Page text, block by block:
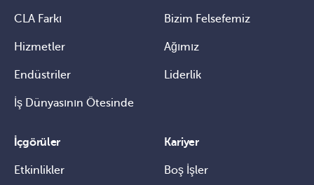
CLA Farkı
Hizmetler
Endüstriler
İş Dünyasının Ötesinde
Bizim Felsefemiz
Ağımız
Liderlik
İçgörüler
Etkinlikler
Kariyer
Boş İşler